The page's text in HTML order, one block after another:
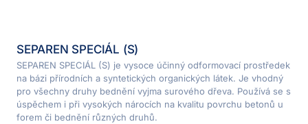
SEPAREN SPECIÁL (S)
SEPAREN SPECIÁL (S) je vysoce účinný odformovací prostředek
na bázi přírodních a syntetických organických látek. Je vhodný
pro všechny druhy bednění vyjma surového dřeva. Používá se s
úspěchem i při vysokých nárocích na kvalitu povrchu betonů u
forem či bednění různých druhů.